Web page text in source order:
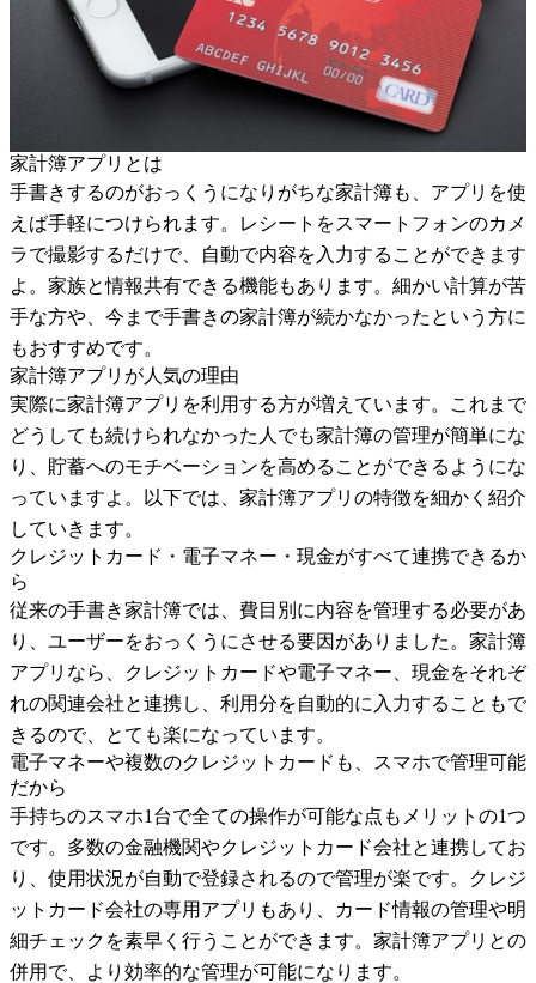
家計簿アプリとは
手書きするのがおっくうになりがちな家計簿も、アプリを使
えば手軽につけられます。レシートをスマートフォンのカメ
ラで撮影するだけで、自動で内容を入力することができます
よ。家族と情報共有できる機能もあります。細かい計算が苦
手な方や、今まで手書きの家計簿が続かなかったという方に
もおすすめです。
家計簿アプリが人気の理由
実際に家計簿アプリを利用する方が増えています。これまで
どうしても続けられなかった人でも家計簿の管理が簡単にな
り、貯蓄へのモチベーションを高めることができるようにな
っていますよ。以下では、家計簿アプリの特徴を細かく紹介
していきます。
クレジットカード・電子マネー・現金がすべて連携できるか
ら
従来の手書き家計簿では、費目別に内容を管理する必要があ
り、ユーザーをおっくうにさせる要因がありました。家計簿
アプリなら、クレジットカードや電子マネー、現金をそれぞ
れの関連会社と連携し、利用分を自動的に入力することもで
きるので、とても楽になっています。
電子マネーや複数のクレジットカードも、スマホで管理可能
だから
手持ちのスマホ1台で全ての操作が可能な点もメリットの1つ
です。多数の金融機関やクレジットカード会社と連携してお
り、使用状況が自動で登録されるので管理が楽です。クレジ
ットカード会社の専用アプリもあり、カード情報の管理や明
細チェックを素早く行うことができます。家計簿アプリとの
併用で、より効率的な管理が可能になります。